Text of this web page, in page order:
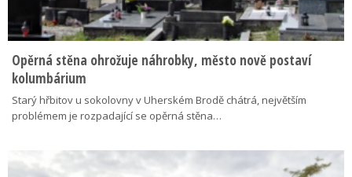
Opěrná stěna ohrožuje náhrobky, město nově postaví
kolumbárium
Starý hřbitov u sokolovny v Uherském Brodě chátrá, největším
problémem je rozpadající se opěrná stěna…